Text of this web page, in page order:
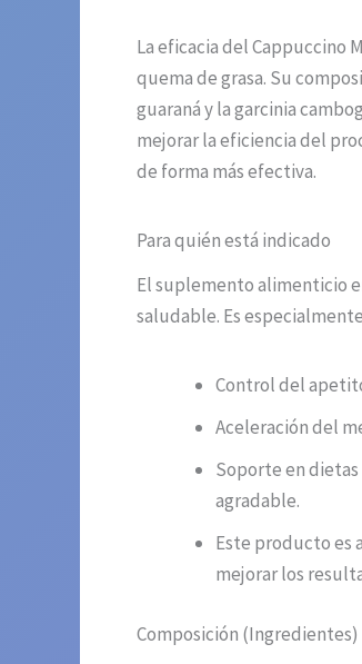
La eficacia del Cappuccino
quema de grasa. Su
guaraná y la garcinia
mejorar la eficiencia del
de forma más efectiva.
Para quién está indicado
El suplemento alimenticio
saludable. Es
Control del
Aceleración del
Soporte en
agradable.
Este producto es
mejorar los
Composición (Ingredientes)